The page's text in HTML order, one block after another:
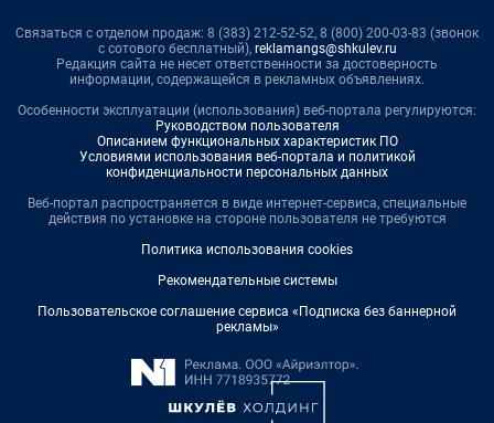
Связаться с отделом продаж: 8 (383) 212-52-52, 8 (800) 200-03-83 (звонок
с сотового бесплатный), reklamangs@shkulev.ru
Редакция сайта не несет ответственности за достоверность
информации, содержащейся в рекламных объявлениях.
Особенности эксплуатации (использования) веб-портала регулируются:
Руководством пользователя
Описанием функциональных характеристик ПО
Условиями использования веб-портала и политикой
конфиденциальности персональных данных
Веб-портал распространяется в виде интернет-сервиса, специальные
действия по установке на стороне пользователя не требуются
Политика использования cookies
Рекомендательные системы
Пользовательское соглашение сервиса «Подписка без баннерной
рекламы»